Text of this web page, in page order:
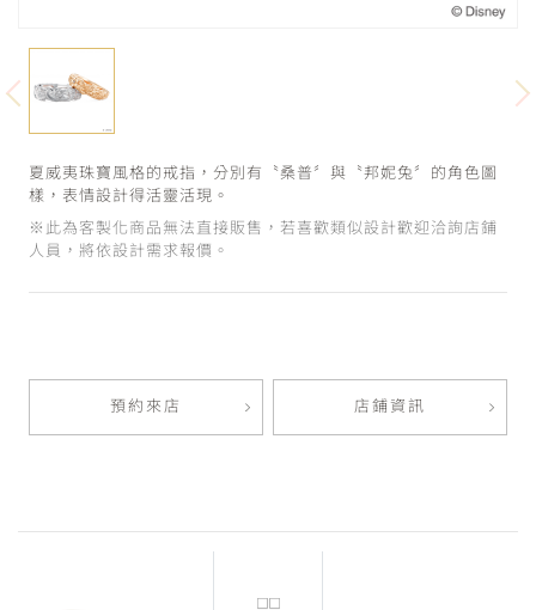
夏威夷珠寶風格的戒指，分別有〝桑普〞與〝邦妮兔〞的角色圖
樣，表情設計得活靈活現。
※此為客製化商品無法直接販售，若喜歡類似設計歡迎洽詢店鋪
人員，將依設計需求報價。
預約來店 店鋪資訊